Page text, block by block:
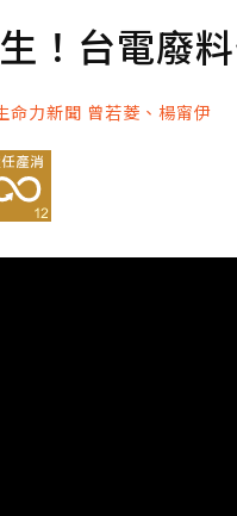
！台電廢
命力新聞 曾若菱、楊甯伊